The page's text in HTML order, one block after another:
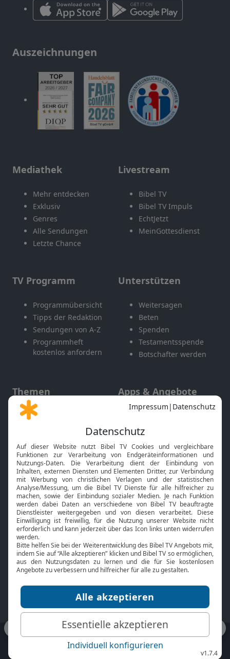
Auszeichnungen
Mediathek
Mehr entdecken
Exklusiv
Genres
Alle Sendungen
Letzte Chance
Livestream
Bibel TV
Bibel TV Impuls
EchtJetzt
MeinGottesdienst
TV Programm
Programmübersicht
Tipps der Redaktion
Sendungen von A-Z
Programmheft
kostenlos anfordern
Unterstützen
Weitersagen
Beten
Spenden
Testamentsspende
Botschafter werden
Themen
Gott und Bibel erklärt
Neuigkeiten
Apps & Angebote
Mobile App
Smart TV
HbbTV
Bibelthek Online-Bibel
Nächster Gottesdienst
Bibel TV
Über uns
Jobs
Mediadaten
Service
Kontakt
TV-Empfang
bibeltv.de: Impressum
Datenschutz
Nutzungsbedingungen